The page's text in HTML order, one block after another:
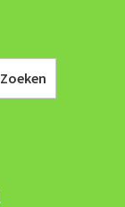
Zoeken